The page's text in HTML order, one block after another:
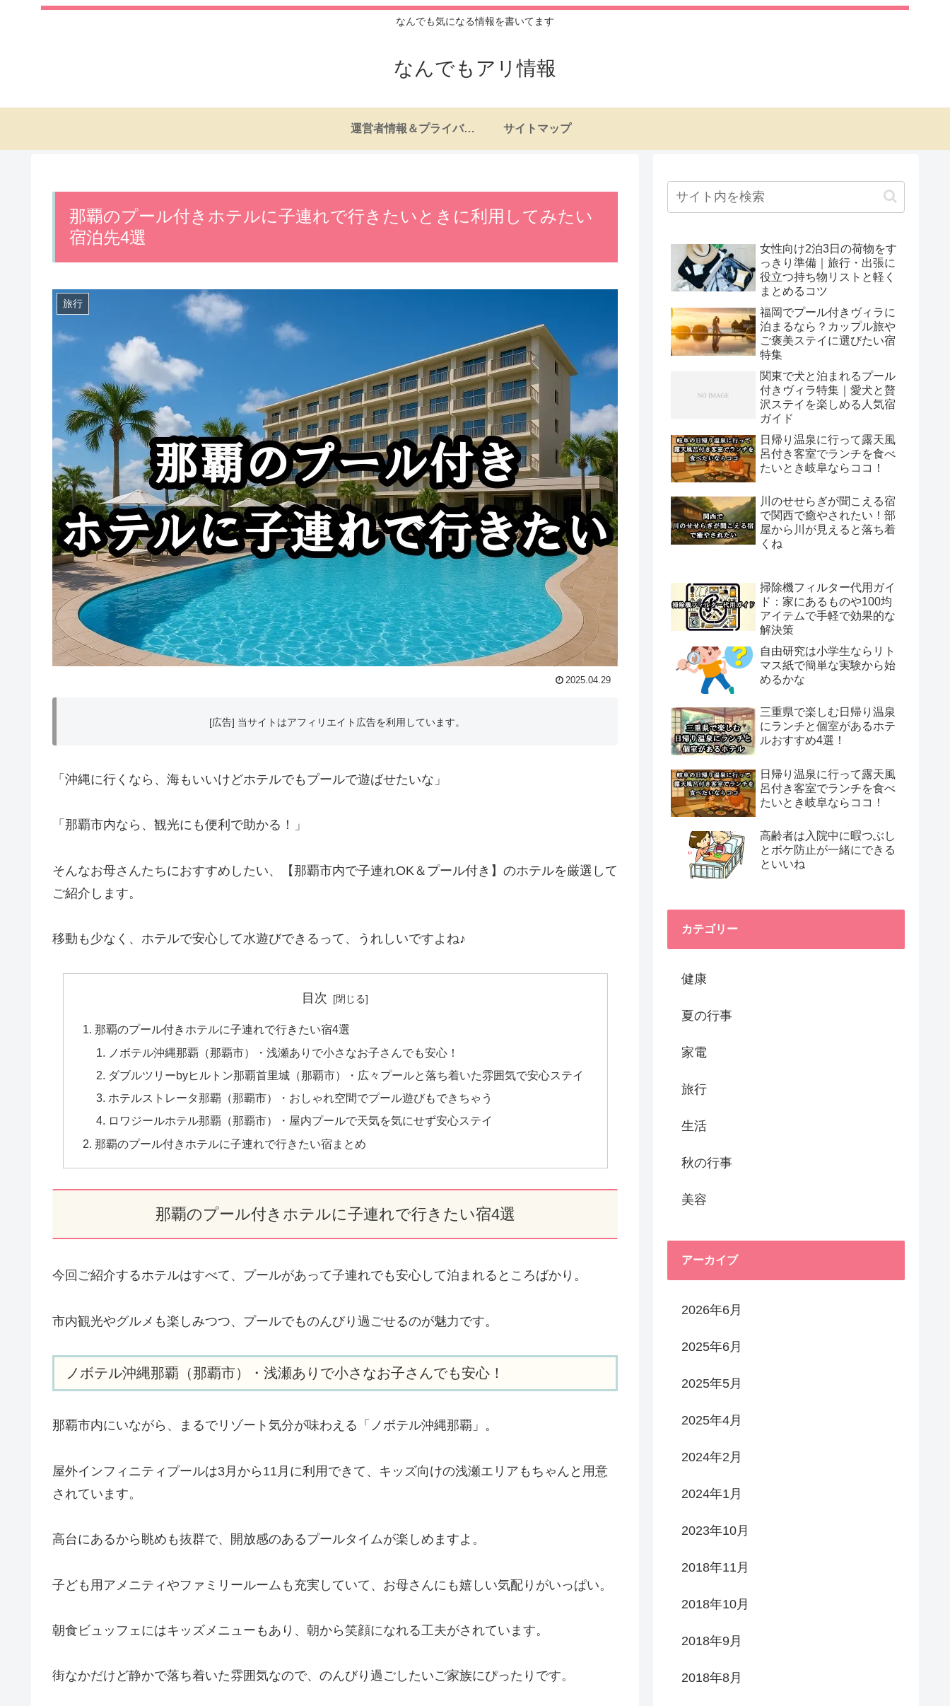
なんでも気になる情報を書いてます
なんでもアリ情報
運営者情報＆プライバシーポリシー サイトマップ
那覇のプール付きホテルに子連れで行きたいときに利用してみたい
宿泊先4選
旅行
2025.04.29
[広告] 当サイトはアフィリエイト広告を利用しています。
「沖縄に行くなら、海もいいけどホテルでもプールで遊ばせたいな」
「那覇市内なら、観光にも便利で助かる！」
そんなお母さんたちにおすすめしたい、【那覇市内で子連れOK＆プール付き】のホテルを厳選して
ご紹介します。
移動も少なく、ホテルで安心して水遊びできるって、うれしいですよね♪
目次
那覇のプール付きホテルに子連れで行きたい宿4選
ノボテル沖縄那覇（那覇市）・浅瀬ありで小さなお子さんでも安心！
ダブルツリーbyヒルトン那覇首里城（那覇市）・広々プールと落ち着いた雰囲気で安心ステイ
ホテルストレータ那覇（那覇市）・おしゃれ空間でプール遊びもできちゃう
ロワジールホテル那覇（那覇市）・屋内プールで天気を気にせず安心ステイ
那覇のプール付きホテルに子連れで行きたい宿まとめ
那覇のプール付きホテルに子連れで行きたい宿4選
今回ご紹介するホテルはすべて、プールがあって子連れでも安心して泊まれるところばかり。
市内観光やグルメも楽しみつつ、プールでものんびり過ごせるのが魅力です。
ノボテル沖縄那覇（那覇市）・浅瀬ありで小さなお子さんでも安心！
那覇市内にいながら、まるでリゾート気分が味わえる「ノボテル沖縄那覇」。
屋外インフィニティプールは3月から11月に利用できて、キッズ向けの浅瀬エリアもちゃんと用意
されています。
高台にあるから眺めも抜群で、開放感のあるプールタイムが楽しめますよ。
子ども用アメニティやファミリールームも充実していて、お母さんにも嬉しい気配りがいっぱい。
朝食ビュッフェにはキッズメニューもあり、朝から笑顔になれる工夫がされています。
街なかだけど静かで落ち着いた雰囲気なので、のんびり過ごしたいご家族にぴったりです。
女性向け2泊3日の荷物をす
っきり準備｜旅行・出張に
役立つ持ち物リストと軽く
まとめるコツ
福岡でプール付きヴィラに
泊まるなら？カップル旅や
ご褒美ステイに選びたい宿
特集
関東で犬と泊まれるプール
付きヴィラ特集｜愛犬と贅
沢ステイを楽しめる人気宿
ガイド
日帰り温泉に行って露天風
呂付き客室でランチを食べ
たいとき岐阜ならココ！
川のせせらぎが聞こえる宿
で関西で癒やされたい！部
屋から川が見えると落ち着
くね
掃除機フィルター代用ガイ
ド：家にあるものや100均
アイテムで手軽で効果的な
解決策
自由研究は小学生ならリト
マス紙で簡単な実験から始
めるかな
三重県で楽しむ日帰り温泉
にランチと個室があるホテ
ルおすすめ4選！
日帰り温泉に行って露天風
呂付き客室でランチを食べ
たいとき岐阜ならココ！
高齢者は入院中に暇つぶし
とボケ防止が一緒にできる
といいね
カテゴリー
健康
夏の行事
家電
旅行
生活
秋の行事
美容
アーカイブ
2026年6月
2025年6月
2025年5月
2025年4月
2024年2月
2024年1月
2023年10月
2018年11月
2018年10月
2018年9月
2018年8月